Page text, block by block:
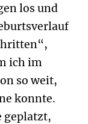
los und
ich im
so weit,
konnte.
geplatzt,